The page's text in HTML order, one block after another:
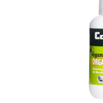
Crema de
El cera de
macadamia
tanto, asegúrese
Mantiene y
especialmente